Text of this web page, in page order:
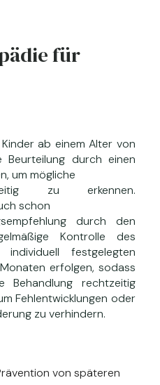
für
ab einem Alter von
durch einen
um mögliche
zu erkennen.
schon
durch den
Kontrolle des
festgelegten
erfolgen, sodass
Behandlung rechtzeitig
Fehlentwicklungen oder
zu verhindern.
von späteren